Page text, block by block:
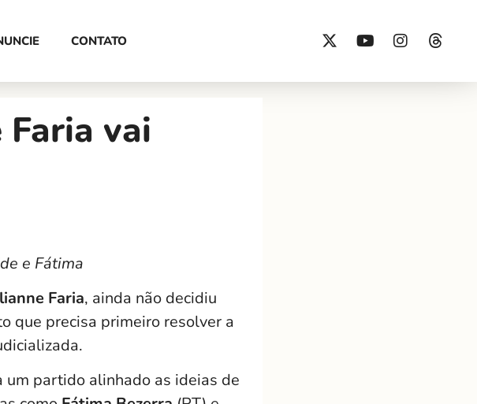
CONTATO
vai
e Fátima
Faria, ainda não decidiu
que precisa primeiro resolver a
um partido alinhado as ideias de